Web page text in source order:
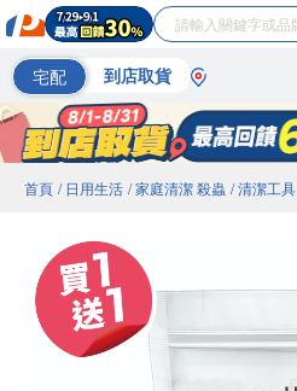
宅配 到店取貨
首頁 / 日用生活 / 家庭清潔 殺蟲 / 清潔工具